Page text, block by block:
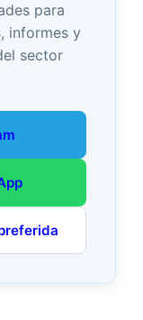
para
informes y
sector